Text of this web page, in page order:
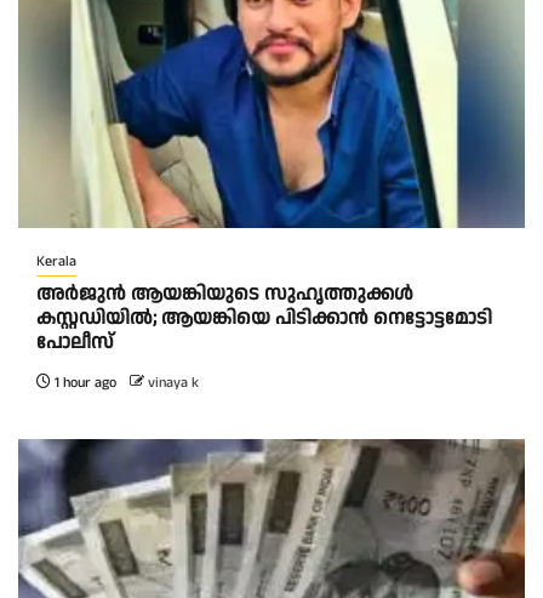
Kerala
അർജുൻ ആയങ്കിയുടെ സുഹൃത്തുക്കൾ
കസ്റ്റഡിയിൽ; ആയങ്കിയെ പിടിക്കാൻ നെട്ടോട്ടമോടി
പോലീസ്
1 hour ago vinaya k